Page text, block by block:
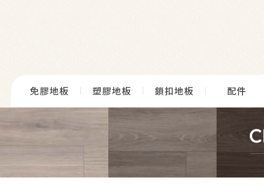
免膠地板 塑膠地板 鎖扣地板 配件